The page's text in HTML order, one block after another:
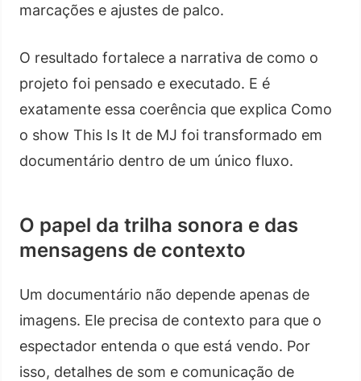
marcações e ajustes de palco.
O resultado fortalece a narrativa de como o
projeto foi pensado e executado. E é
exatamente essa coerência que explica Como
o show This Is It de MJ foi transformado em
documentário dentro de um único fluxo.
O papel da trilha sonora e das
mensagens de contexto
Um documentário não depende apenas de
imagens. Ele precisa de contexto para que o
espectador entenda o que está vendo. Por
isso, detalhes de som e comunicação de